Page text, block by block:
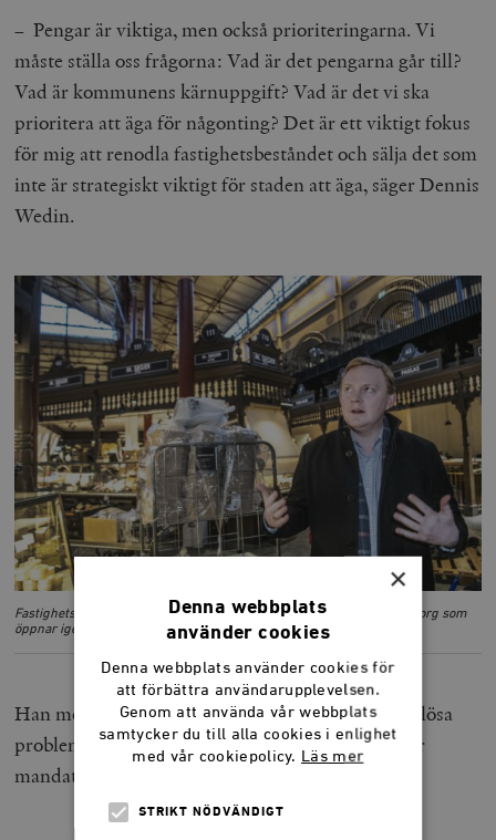
– Pengar är viktiga, men också prioriteringarna. Vi
måste ställa oss frågorna: Vad är det pengarna går till?
Vad är kommunens kärnuppgift? Vad är det vi ska
prioritera att äga för någonting? Det är ett viktigt fokus
för mig att renodla fastighetsbeståndet och sälja det som
inte är strategiskt viktigt för staden att äga, säger Dennis
Wedin.
Fastighetsborgarrådet Dennis Wedin (M) i saluhallen på Östermalmstorg som
öppnar igen efter flera års renovering. Foto: Tomas Oneborg/SvD/TT
Han menar dock att det vidtagits åtgärder för att lösa
problemen med eftersatt underhåll under den här
mandatperioden.
×
Denna webbplats
använder cookies
Denna webbplats använder cookies för
att förbättra användarupplevelsen.
Genom att använda vår webbplats
samtycker du till alla cookies i enlighet
med vår cookiepolicy. Läs mer
STRIKT NÖDVÄNDIGT